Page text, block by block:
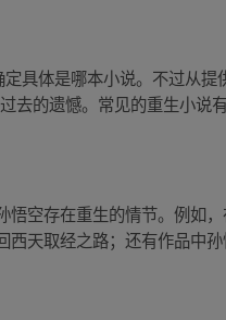
具体是哪本小说。不过从
去的遗憾。常见的重生小说
悟空存在重生的情节。例如
西天取经之路；还有作品中